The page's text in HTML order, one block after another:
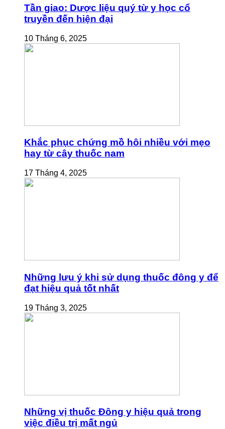
Tần giao: Dược liệu quý từ y học cổ
truyền đến hiện đại
10 Tháng 6, 2025
Khắc phục chứng mồ hôi nhiều với mẹo
hay từ cây thuốc nam
17 Tháng 4, 2025
Những lưu ý khi sử dụng thuốc đông y để
đạt hiệu quả tốt nhất
19 Tháng 3, 2025
Những vị thuốc Đông y hiệu quả trong
việc điều trị mất ngủ